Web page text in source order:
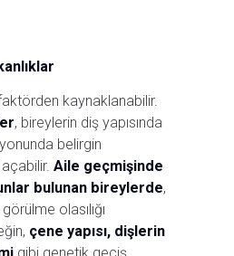
kaynaklanabilir.
, bireylerin diş yapısında
belirgin
Aile geçmişinde
bulunan bireylerde,
olasılığı
çene yapısı, dişlerin